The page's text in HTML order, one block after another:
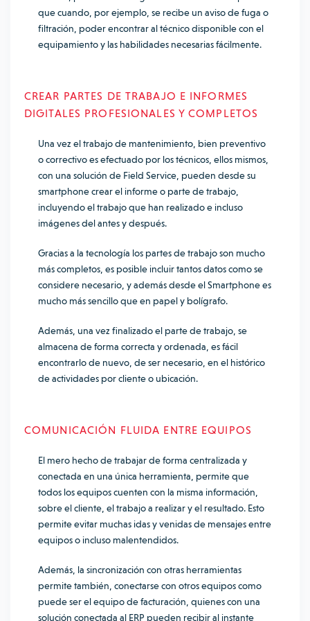
que cuando, por ejemplo, se recibe un aviso de fuga o
filtración, poder encontrar al técnico disponible con el
equipamiento y las habilidades necesarias fácilmente.
CREAR PARTES DE TRABAJO E INFORMES
DIGITALES PROFESIONALES Y COMPLETOS
Una vez el trabajo de mantenimiento, bien preventivo
o correctivo es efectuado por los técnicos, ellos mismos,
con una solución de Field Service, pueden desde su
smartphone crear el informe o parte de trabajo,
incluyendo el trabajo que han realizado e incluso
imágenes del antes y después.
Gracias a la tecnología los partes de trabajo son mucho
más completos, es posible incluir tantos datos como se
considere necesario, y además desde el Smartphone es
mucho más sencillo que en papel y bolígrafo.
Además, una vez finalizado el parte de trabajo, se
almacena de forma correcta y ordenada, es fácil
encontrarlo de nuevo, de ser necesario, en el histórico
de actividades por cliente o ubicación.
COMUNICACIÓN FLUIDA ENTRE EQUIPOS
El mero hecho de trabajar de forma centralizada y
conectada en una única herramienta, permite que
todos los equipos cuenten con la misma información,
sobre el cliente, el trabajo a realizar y el resultado. Esto
permite evitar muchas idas y venidas de mensajes entre
equipos o incluso malentendidos.
Además, la sincronización con otras herramientas
permite también, conectarse con otros equipos como
puede ser el equipo de facturación, quienes con una
solución conectada al ERP pueden recibir al instante